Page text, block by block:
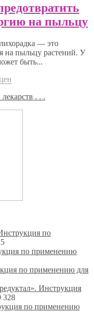
на пыльцу
— это
на пыльцу растений. У
быть...
. . .
по
по применению
по применению для
Инструкция
328
по применению